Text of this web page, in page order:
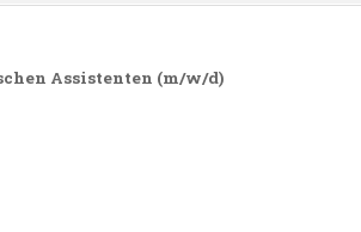
Assistenten (m/w/d)